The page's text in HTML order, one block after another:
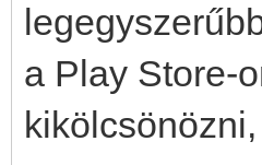
a Play Store-